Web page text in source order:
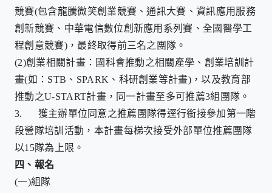
競賽(包含龍騰微笑創業競賽、通訊大賽、資訊應用服務
創新競賽、中華電信數位創新應用系列賽、全國醫學工
程創意競賽)，最終取得前三名之團隊。
(2)創業相關計畫：國科會推動之相關產學、創業培訓計
畫(如： STB 、 SPARK 、科研創業等計畫) ，以及教育部
推動之U-START計畫，同一計畫至多可推薦3組團隊。
3.
獲主辦單位同意之推薦團隊得逕行銜接參加第一階
段營隊培訓活動，本計畫每梯次接受外部單位推薦團隊
以15隊為上限。
四、 報名
(一)組隊